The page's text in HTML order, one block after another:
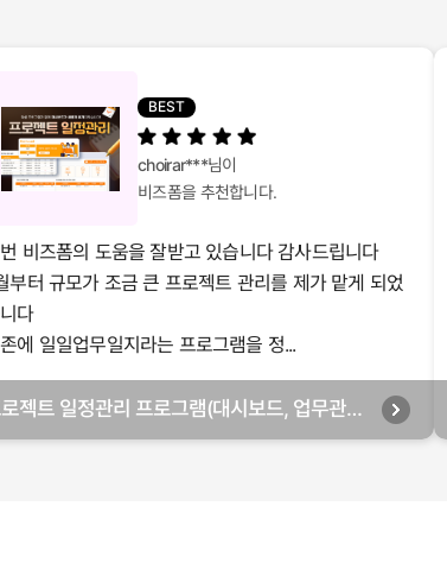
BEST
choirar***님이
비즈폼을 추천합니다.
비즈폼의 도움을 잘받고 있습니다 감사드립니다
부터 규모가 조금 큰 프로젝트 관리를 제가 맡게 되었
다
에 일일업무일지라는 프로그램을 정...
젝트 일정관리 프로그램(대시보드, 업무관리,